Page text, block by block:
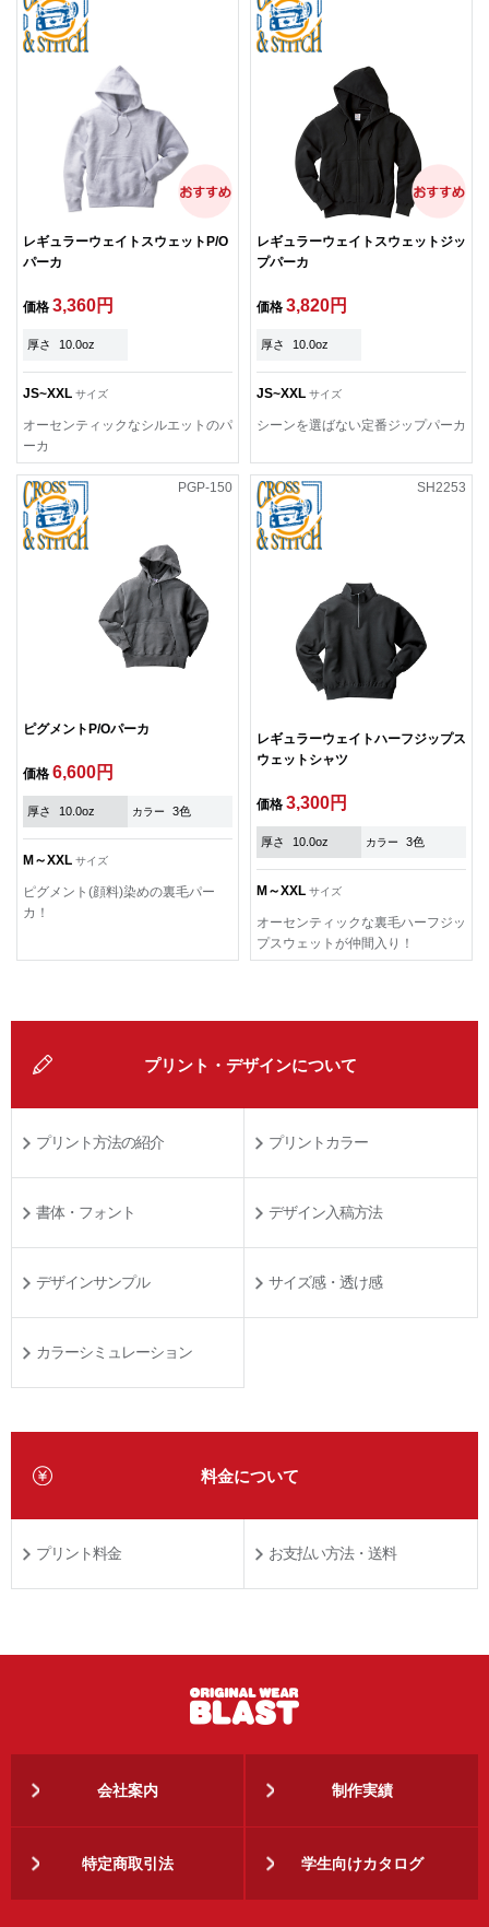
レギュラーウェイトスウェットP/O
パーカ
価格 3,360円
厚さ 10.0oz
JS~XXL サイズ
オーセンティックなシルエットのパ
ーカ
レギュラーウェイトスウェットジッ
プパーカ
価格 3,820円
厚さ 10.0oz
JS~XXL サイズ
シーンを選ばない定番ジップパーカ
PGP-150
ピグメントP/Oパーカ
価格 6,600円
厚さ 10.0oz カラー 3色
M～XXL サイズ
ピグメント(顔料)染めの裏毛パー
カ！
SH2253
レギュラーウェイトハーフジップス
ウェットシャツ
価格 3,300円
厚さ 10.0oz カラー 3色
M～XXL サイズ
オーセンティックな裏毛ハーフジッ
プスウェットが仲間入り！
プリント・デザインについて
プリント方法の紹介 プリントカラー
書体・フォント デザイン入稿方法
デザインサンプル サイズ感・透け感
カラーシミュレーション
料金について
プリント料金 お支払い方法・送料
会社案内 制作実績
特定商取引法 学生向けカタログ